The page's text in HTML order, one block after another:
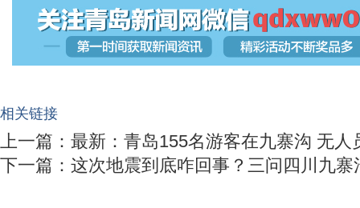
相关链接
上一篇： 最新：青岛155名游客在九寨沟 无人
下一篇： 这次地震到底咋回事？三问四川九寨